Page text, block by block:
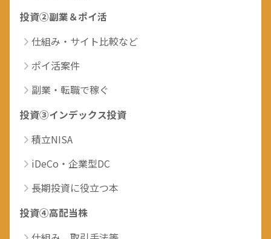
投資②副業＆ポイ活
仕組み・サイト比較など
ポイ活案件
副業・転職で稼ぐ
投資③インデックス投資
積立NISA
iDeCo・企業型DC
長期投資に役立つ本
投資④高配当株